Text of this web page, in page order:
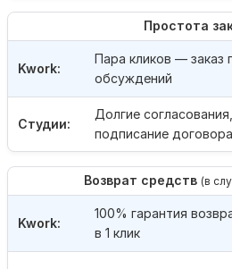
Простота
Студии:
Долгие
подписание договора
Kwork:
Пара кликов — заказ
обсуждений
Возврат средств (в
Kwork:
100% гарантия
в 1 клик